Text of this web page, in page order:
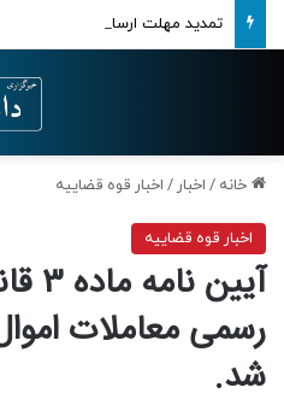
تمدید مهلت ارسال اظهارنامه‌های
خانه / اخبار / اخبار قوه قضاییه
اخبار قوه قضاییه
رسمی معاملات
شد.